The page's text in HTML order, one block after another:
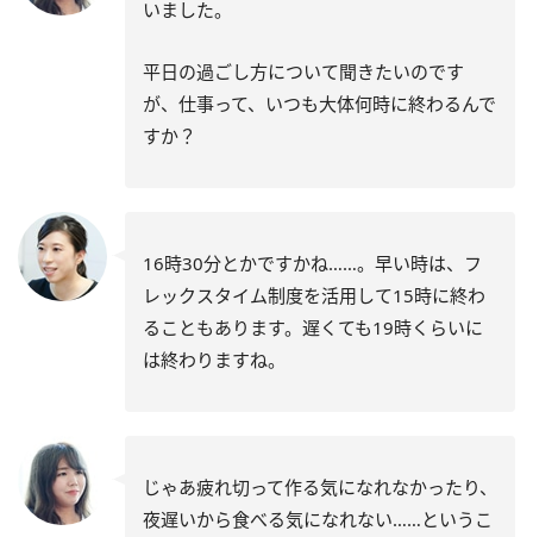
いました。
平日の過ごし方について聞きたいのです
が、仕事って、いつも大体何時に終わるんで
すか？
16時30分とかですかね……。早い時は、フ
レックスタイム制度を活用して15時に終わ
ることもあります。遅くても19時くらいに
は終わりますね。
じゃあ疲れ切って作る気になれなかったり、
夜遅いから食べる気になれない……というこ